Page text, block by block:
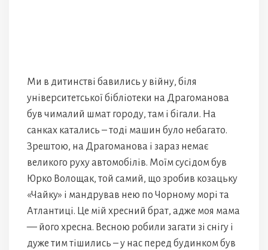
Ми в дитинстві бавились у війну, біля
університетської бібліотеки на Драгоманова
був чималий шмат городу, там і бігали. На
санках катались – тоді машин було небагато.
Зрештою, на Драгоманова і зараз немає
великого руху автомобілів. Моїм сусідом був
Юрко Волощак, той самий, що зробив козацьку
«Чайку» і мандрував нею по Чорному морі та
Атлантиці. Це мій хресний брат, адже моя мама
— його хресна. Весною робили загати зі снігу і
дуже тим тішились – у нас перед будинком був